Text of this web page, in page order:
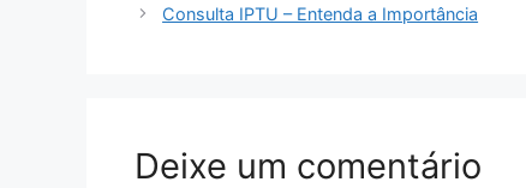
Consulta IPTU – Entenda a Importância
Deixe um comentário